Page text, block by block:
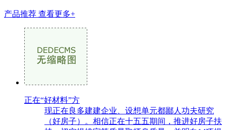
产品推荐 查看更多+
正在“好材料”方
现正在良多建建企业、设想单元都鄙人功夫研究
（好房子）。相信正在十五五期间，推进好房子扶